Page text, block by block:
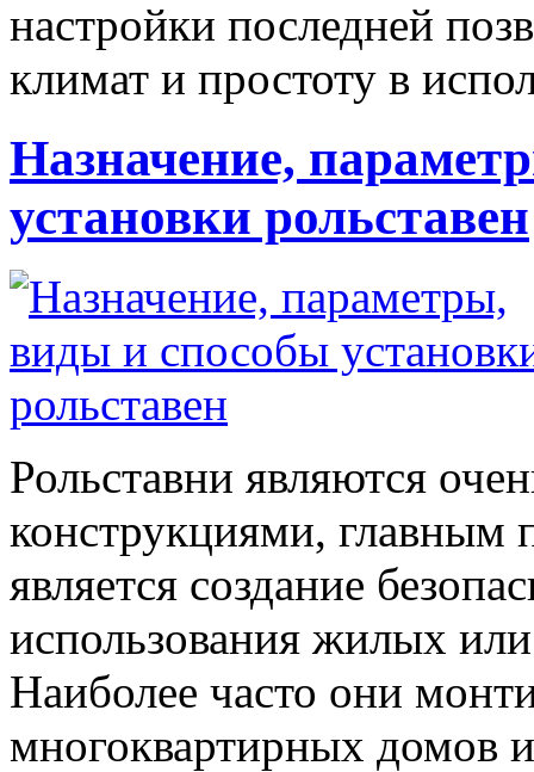
настройки последней
климат и простоту в
Назначение,
установки рольставен
Рольставни являются
конструкциями, главным
является создание
использования жилых
Наиболее часто они
многоквартирных домов